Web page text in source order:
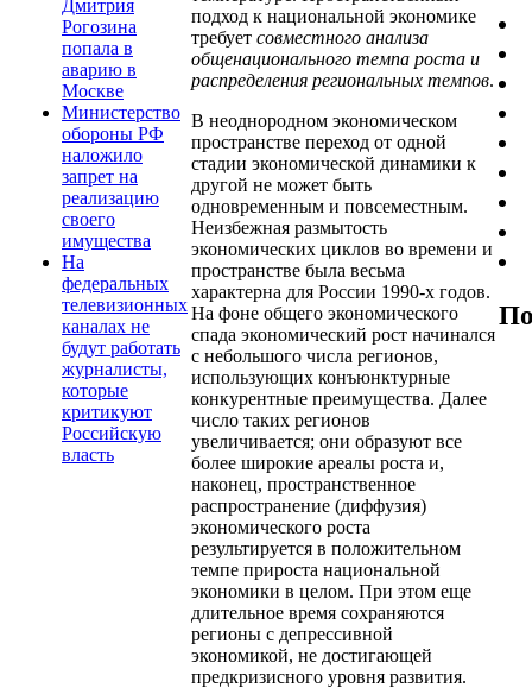
Дмитрия
Рогозина
попала в
аварию в
Москве
Министерство
обороны РФ
наложило
запрет на
реализацию
своего
имущества
На
федеральных
телевизионных
каналах не
будут работать
журналисты,
которые
критикуют
Российскую
власть
подход к национальной экономике
требует совместного анализа
общенационального темпа роста и
распределения региональных темпов.
В неоднородном экономическом
пространстве переход от одной
стадии экономической динамики к
другой не может быть
одновременным и повсеместным.
Неизбежная размытость
экономических циклов во времени и
пространстве была весьма
характерна для России 1990-х годов.
На фоне общего экономического
спада экономический рост начинался
с небольшого числа регионов,
использующих конъюнктурные
конкурентные преимущества. Далее
число таких регионов
увеличивается; они образуют все
более широкие ареалы роста и,
наконец, пространственное
распространение (диффузия)
экономического роста
результируется в положительном
темпе прироста национальной
экономики в целом. При этом еще
длительное время сохраняются
регионы с депрессивной
экономикой, не достигающей
предкризисного уровня развития.